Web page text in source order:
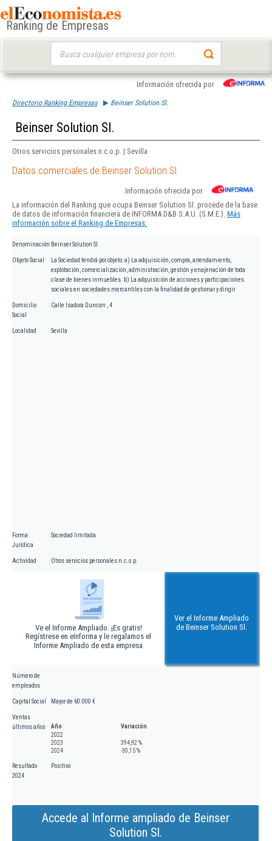
Ranking de Empresas
Información ofrecida por
Directorio Ranking Empresas Beinser Solution Sl.
Beinser Solution Sl.
Otros servicios personales n.c.o.p. | Sevilla
Datos comerciales de Beinser Solution Sl.
Información ofrecida por
La información del Ranking que ocupa Beinser Solution Sl. procede de la base
de datos de información financiera de INFORMA D&B S.A.U. (S.M.E.). Más
información sobre el Ranking de Empresas.
Denominación Beinser Solution Sl.
Objeto Social
La Sociedad tendrá por objeto: a) La adquisición, compra, arrendamiento,
explotación, comercialización, administración, gestión y enajenación de toda
clase de bienes inmuebles. b) La adquisición de acciones y participaciones
sociales en sociedades mercantiles con la finalidad de gestionar y dirigir
Domicilio
Social
Calle Isadora Duncan , 4
Localidad Sevilla
Forma
Jurídica
Sociedad limitada
Actividad Otros servicios personales n.c.o.p.
Ve el Informe Ampliado. ¡Es gratis!
Regístrese en eInforma y le regalamos el
Informe Ampliado de esta empresa
Ver el Informe Ampliado
de Beinser Solution Sl.
Número de
empleados
Capital Social Mayor de 60.000 €
Ventas
últimos años
Año
Variación
2022
2023
394,92 %
2024
-30,15 %
Resultado
2024
Positivo
Accede al Informe ampliado de Beinser
Solution Sl.